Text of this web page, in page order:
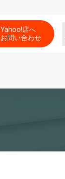
Yahoo!店へ
お問い合わせ